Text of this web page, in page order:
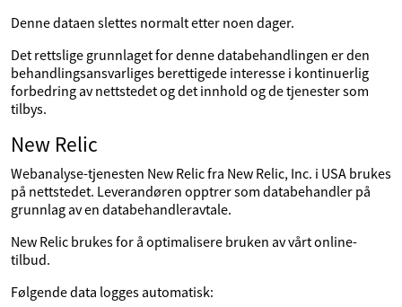
Denne dataen slettes normalt etter noen dager.
Det rettslige grunnlaget for denne databehandlingen er den
behandlingsansvarliges berettigede interesse i kontinuerlig
forbedring av nettstedet og det innhold og de tjenester som
tilbys.
New Relic
Webanalyse-tjenesten New Relic fra New Relic, Inc. i USA brukes
på nettstedet. Leverandøren opptrer som databehandler på
grunnlag av en databehandleravtale.
New Relic brukes for å optimalisere bruken av vårt online-
tilbud.
Følgende data logges automatisk: